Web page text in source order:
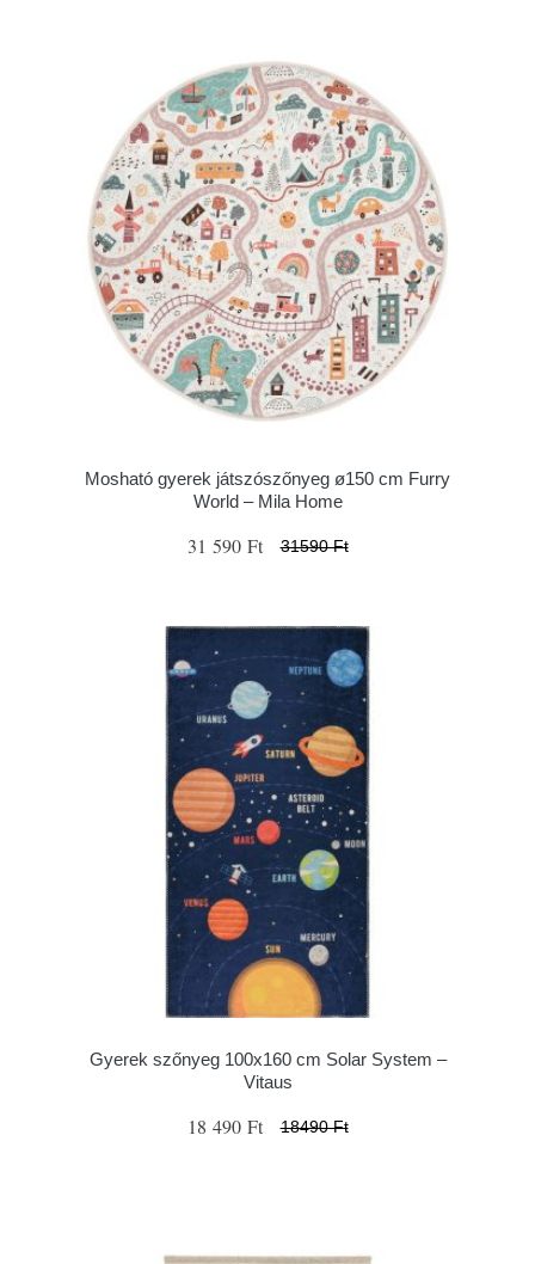
Mosható gyerek játszószőnyeg ø150 cm Furry
World – Mila Home
31 590 Ft 31590 Ft
Gyerek szőnyeg 100x160 cm Solar System –
Vitaus
18 490 Ft 18490 Ft